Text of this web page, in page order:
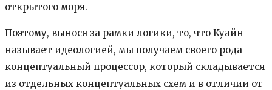
открытого моря.
Поэтому, вынося за рамки логики, то, что Куайн
называет идеологией, мы получаем своего рода
концептуальный процессор, который складывается
из отдельных концептуальных схем и в отличии от